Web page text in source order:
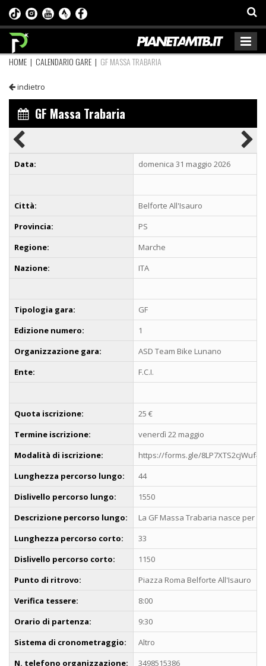
HOME | CALENDARIO GARE | GF MASSA TRABARIA
indietro
GF Massa Trabaria
Data: domenica 31 maggio 2026
Città:
Belforte All'Isauro
Provincia:
PS
Regione:
Marche
Nazione:
ITA
Tipologia gara:
GF
Edizione numero:
1
Organizzazione gara:
ASD Team Bike Lunano
Ente:
F.C.I.
Quota iscrizione:
25 €
Termine iscrizione:
venerdì 22 maggio
Modalità di iscrizione:
https://forms.gle/
Lunghezza percorso lungo:
44
Dislivello percorso lungo:
1550
Descrizione percorso lungo:
La GF Massa Trabaria nasce per
Lunghezza percorso corto:
33
Dislivello percorso corto:
1150
Punto di ritrovo:
Piazza Roma Belforte All'Isauro
Verifica tessere:
8:00
Orario di partenza:
9:30
Sistema di cronometraggio:
Altro
N. telefono organizzazione:
3498515386